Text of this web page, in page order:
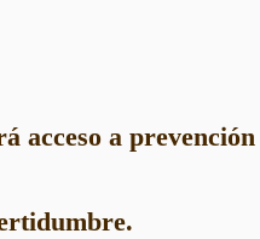
acceso a prevención